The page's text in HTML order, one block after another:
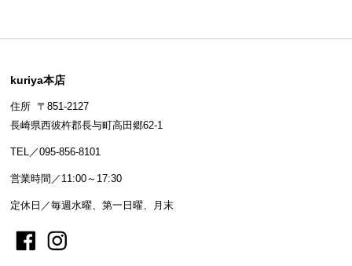
kuriya本店
住所 〒851-2127
長崎県西彼杵郡長与町高田郷62-1
TEL／095-856-8101
営業時間／11:00～17:30
定休日／毎週水曜、第一日曜、月末